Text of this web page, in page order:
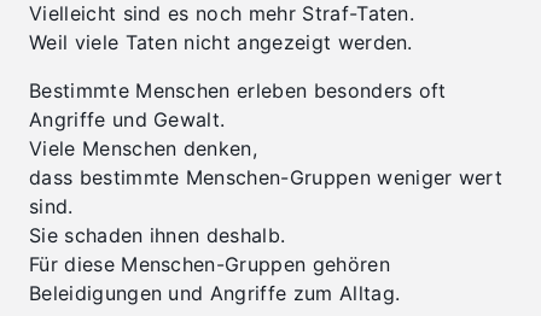
Vielleicht sind es noch mehr Straf-Taten.
Weil viele Taten nicht angezeigt werden.
Bestimmte Menschen erleben besonders oft
Angriffe und Gewalt.
Viele Menschen denken,
dass bestimmte Menschen-Gruppen weniger wert
sind.
Sie schaden ihnen deshalb.
Für diese Menschen-Gruppen gehören
Beleidigungen und Angriffe zum Alltag.